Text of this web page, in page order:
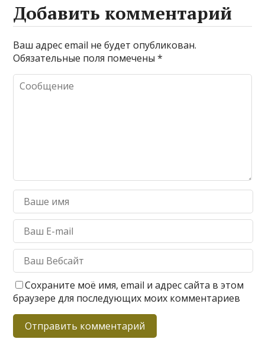
Добавить комментарий
Ваш адрес email не будет опубликован.
Обязательные поля помечены*
Сохраните моё имя, email и адрес сайта в этом
браузере для последующих моих комментариев